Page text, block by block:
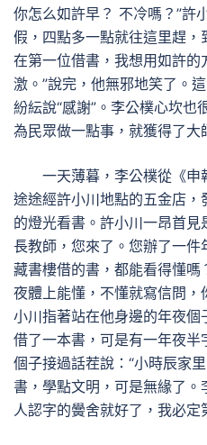
你怎么如許早？ 不冷嗎？”許
假，四點多一點就往這里趕
在第一位借書，我想用如許的
激。”說完，他無邪地笑了。
紛紜說“感謝”。李公樸心坎也
為民眾做一點事，就獲得了大
一天薄暮，李公樸從《
途途經許小川地點的五金店
的燈光看書。許小川一昂首見
長教師，您來了。您辦了一件
藏書樓借的書，都能看得懂嗎
夜體上能懂，不懂就寫信問
小川指著站在他身邊的年夜個
借了一本書，可是有一年夜半
個子接過話茬說：“小時辰家
書，學點文明，可是無緣了
人認字的黌舍就好了，我必定